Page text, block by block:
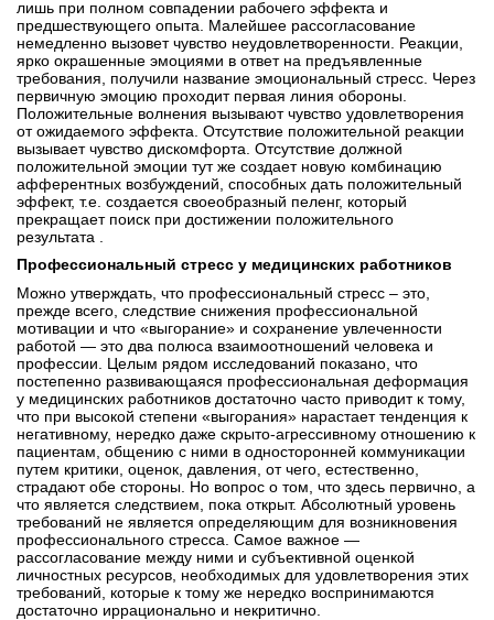
лишь при полном совпадении рабочего эффекта и
предшествующего опыта. Малейшее рассогласование
немедленно вызовет чувство неудовлетворенности. Реакции,
ярко окрашенные эмоциями в ответ на предъявленные
требования, получили название эмоциональный стресс. Через
первичную эмоцию проходит первая линия обороны.
Положительные волнения вызывают чувство удовлетворения
от ожидаемого эффекта. Отсутствие положительной реакции
вызывает чувство дискомфорта. Отсутствие должной
положительной эмоции тут же создает новую комбинацию
афферентных возбуждений, способных дать положительный
эффект, т.е. создается своеобразный пеленг, который
прекращает поиск при достижении положительного
результата .
Профессиональный стресс у медицинских работников
Можно утверждать, что профессиональный стресс – это,
прежде всего, следствие снижения профессиональной
мотивации и что «выгорание» и сохранение увлеченности
работой — это два полюса взаимоотношений человека и
профессии. Целым рядом исследований показано, что
постепенно развивающаяся профессиональная деформация
у медицинских работников достаточно часто приводит к тому,
что при высокой степени «выгорания» нарастает тенденция к
негативному, нередко даже скрыто-агрессивному отношению к
пациентам, общению с ними в односторонней коммуникации
путем критики, оценок, давления, от чего, естественно,
страдают обе стороны. Но вопрос о том, что здесь первично, а
что является следствием, пока открыт. Абсолютный уровень
требований не является определяющим для возникновения
профессионального стресса. Самое важное —
рассогласование между ними и субъективной оценкой
личностных ресурсов, необходимых для удовлетворения этих
требований, которые к тому же нередко воспринимаются
достаточно иррационально и некритично.